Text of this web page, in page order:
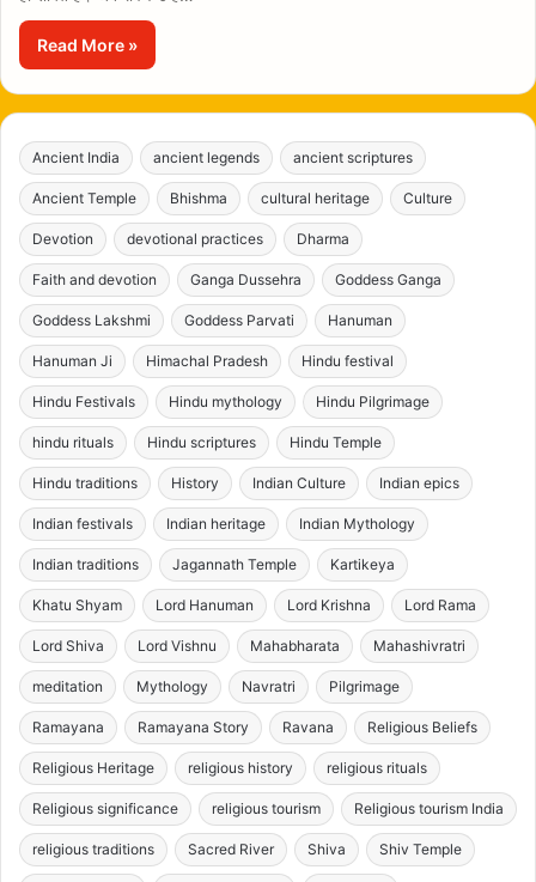
Read More »
Ancient India ancient legends ancient scriptures
Ancient Temple Bhishma cultural heritage Culture
Devotion devotional practices Dharma
Faith and devotion Ganga Dussehra Goddess Ganga
Goddess Lakshmi Goddess Parvati Hanuman
Hanuman Ji Himachal Pradesh Hindu festival
Hindu Festivals Hindu mythology Hindu Pilgrimage
hindu rituals Hindu scriptures Hindu Temple
Hindu traditions History Indian Culture Indian epics
Indian festivals Indian heritage Indian Mythology
Indian traditions Jagannath Temple Kartikeya
Khatu Shyam Lord Hanuman Lord Krishna Lord Rama
Lord Shiva Lord Vishnu Mahabharata Mahashivratri
meditation Mythology Navratri Pilgrimage
Ramayana Ramayana Story Ravana Religious Beliefs
Religious Heritage religious history religious rituals
Religious significance religious tourism Religious tourism India
religious traditions Sacred River Shiva Shiv Temple